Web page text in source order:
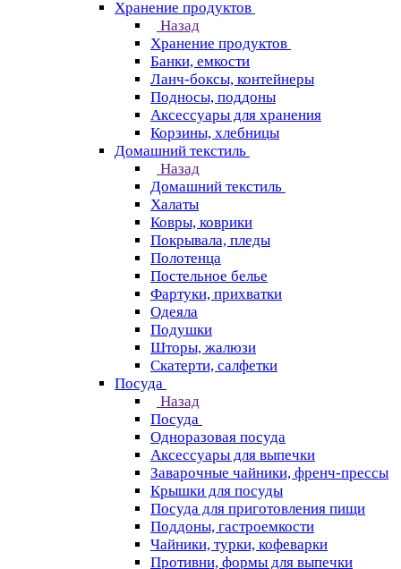
Хранение продуктов
Назад
Хранение продуктов
Банки, емкости
Ланч-боксы, контейнеры
Подносы, поддоны
Аксессуары для хранения
Корзины, хлебницы
Домашний текстиль
Назад
Домашний текстиль
Халаты
Ковры, коврики
Покрывала, пледы
Полотенца
Постельное белье
Фартуки, прихватки
Одеяла
Подушки
Шторы, жалюзи
Скатерти, салфетки
Посуда
Назад
Посуда
Одноразовая посуда
Аксессуары для выпечки
Заварочные чайники, френч-прессы
Крышки для посуды
Посуда для приготовления пищи
Поддоны, гастроемкости
Чайники, турки, кофеварки
Противни, формы для выпечки